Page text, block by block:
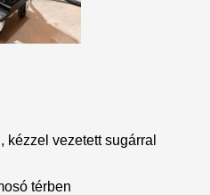
vezetett sugárral
térben